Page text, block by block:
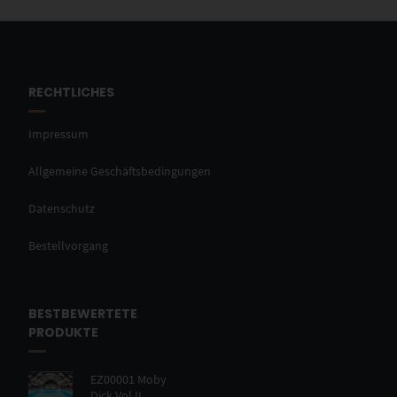
RECHTLICHES
Impressum
Allgemeine Geschäftsbedingungen
Datenschutz
Bestellvorgang
BESTBEWERTETE
PRODUKTE
EZ00001 Moby